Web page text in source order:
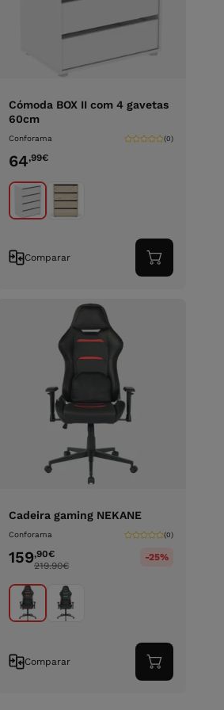
Cómoda BOX II com 4 gavetas
60cm
Conforama (0)
64,99€
Comparar
Adicionar
ao
Cadeira gaming NEKANE
Conforama (0)
159,90€
219.90€
-25%
Comparar
Adicionar
ao